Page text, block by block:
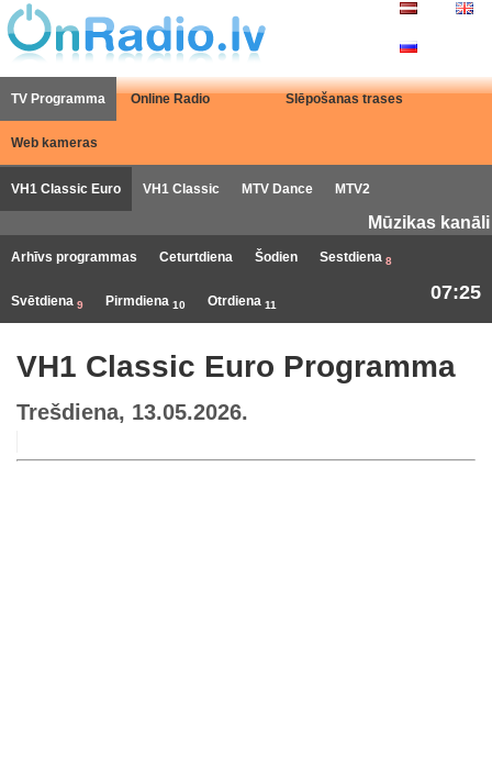
TV Programma Online Radio Slēpošanas trases
Web kameras
VH1 Classic Euro VH1 Classic MTV Dance MTV2
Mūzikas kanāli
Arhīvs programmas Ceturtdiena Šodien Sestdiena 8
Svētdiena 9 Pirmdiena 10 Otrdiena 11
07:25
VH1 Classic Euro Programma
Trešdiena, 13.05.2026.